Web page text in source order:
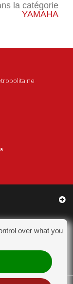
la catégorie
YAMAHA
over what you